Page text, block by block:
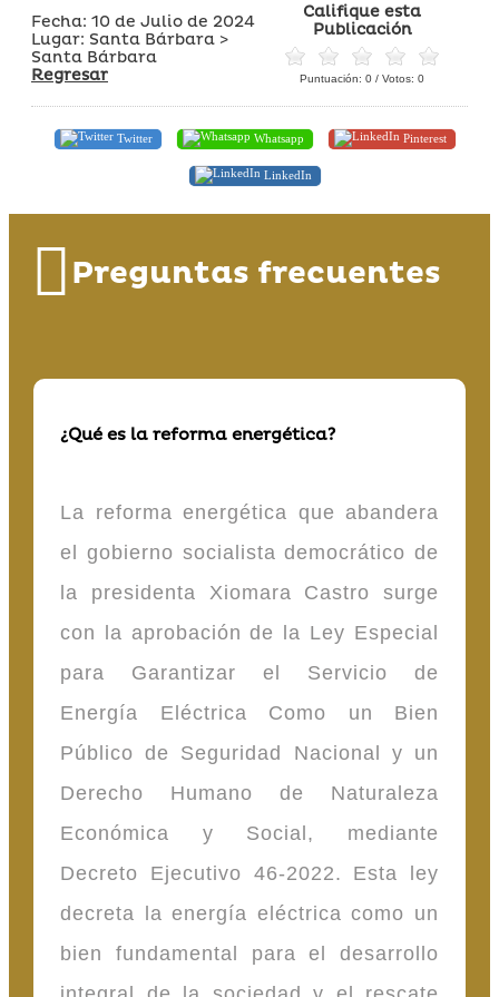
Fecha: 10 de Julio de 2024
Lugar: Santa Bárbara >
Santa Bárbara
Regresar
Califique esta
Publicación
Puntuación: 0 / Votos: 0
Twitter Whatsapp Pinterest
LinkedIn
Preguntas frecuentes
¿Qué es la reforma energética?
La reforma energética que abandera
el gobierno socialista democrático de
la presidenta Xiomara Castro surge
con la aprobación de la Ley Especial
para Garantizar el Servicio de
Energía Eléctrica Como un Bien
Público de Seguridad Nacional y un
Derecho Humano de Naturaleza
Económica y Social, mediante
Decreto Ejecutivo 46-2022. Esta ley
decreta la energía eléctrica como un
bien fundamental para el desarrollo